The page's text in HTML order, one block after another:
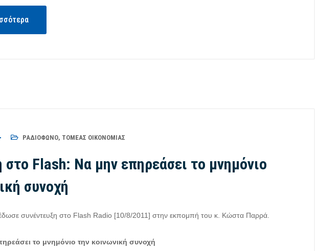
ΡΑΔΙΌΦΩΝΟ, ΤΟΜΈΑΣ ΟΙΚΟΝΟΜΊΑΣ
στο Flash: Να μην επηρεάσει το μνημόνιο
συνοχή
συνέντευξη στο Flash Radio [10/8/2011] στην εκπομπή του κ. Κώστα Παρρά.
το μνημόνιο την κοινωνική συνοχή